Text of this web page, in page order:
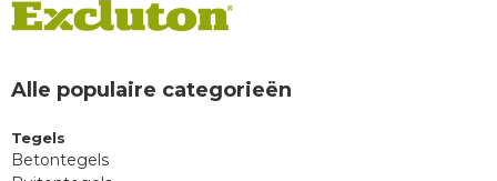
Alle populaire categorieën
Tegels
Betontegels